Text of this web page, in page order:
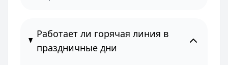
Работает ли горячая линия в
праздничные дни